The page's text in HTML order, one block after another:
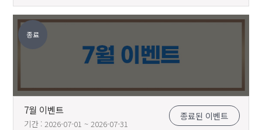
종료
7월 이벤트
기간 : 2026-07-01 ~ 2026-07-31
종료된 이벤트